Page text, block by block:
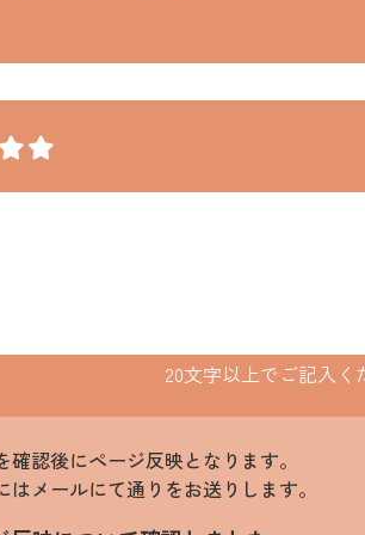
20文字以上でご記入く
確認後にページ反映となります。
はメールにて通りをお送りします。